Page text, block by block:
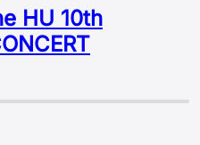
HU 10th